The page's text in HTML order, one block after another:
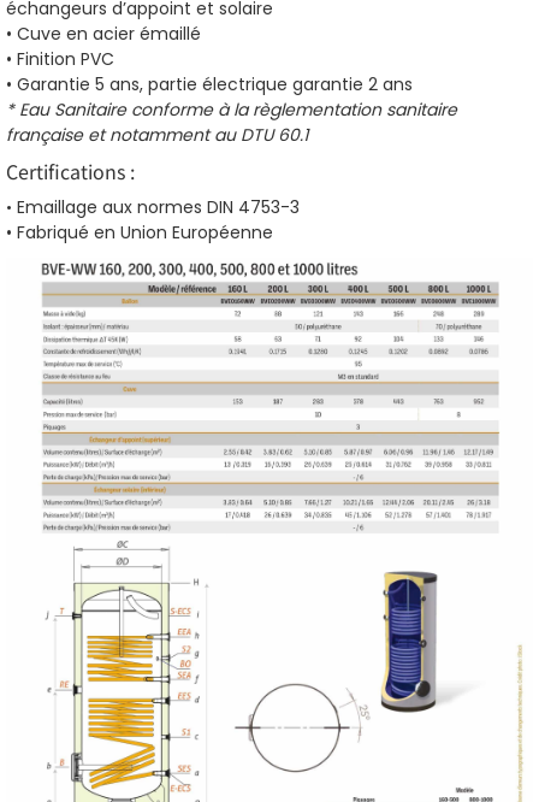
échangeurs d’appoint et solaire
• Cuve en acier émaillé
• Finition PVC
• Garantie 5 ans, partie électrique garantie 2 ans
* Eau Sanitaire conforme à la règlementation sanitaire
française et notamment au DTU 60.1
Certifications :
• Emaillage aux normes DIN 4753-3
• Fabriqué en Union Européenne